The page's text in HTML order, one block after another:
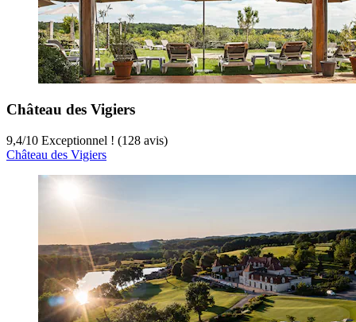
Château des Vigiers
9,4/10 Exceptionnel ! (128 avis)
Château des Vigiers